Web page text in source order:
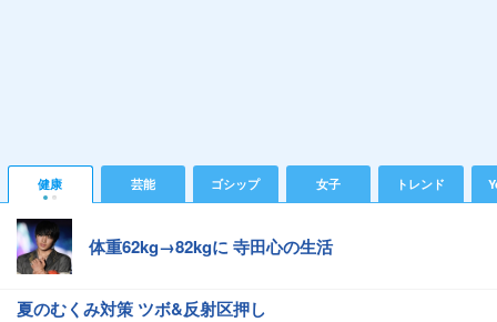
健康 芸能 ゴシップ 女子 トレンド
体重62kg→82kgに 寺田心の生活
夏のむくみ対策 ツボ&反射区押し